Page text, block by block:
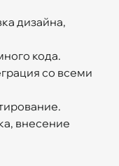
дизайна,
кода.
со всеми
внесение